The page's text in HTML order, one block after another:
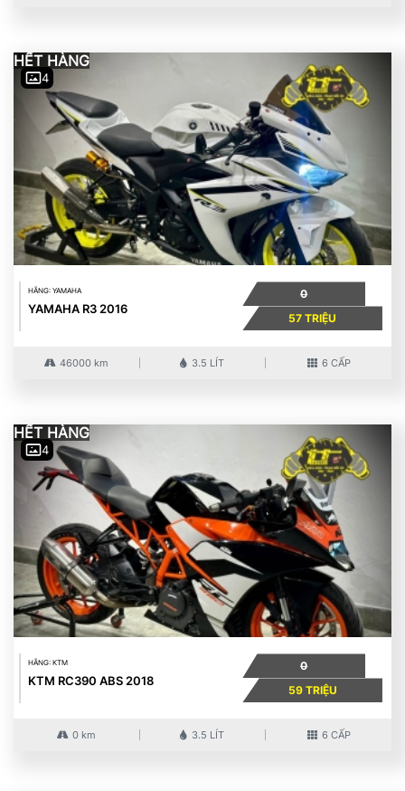
4
HẾT HÀNG
HÃNG: YAMAHA
YAMAHA R3 2016
0
57 TRIỆU
46000 km 3.5 LÍT 6 CẤP
4
HẾT HÀNG
HÃNG: KTM
KTM RC390 ABS 2018
0
59 TRIỆU
0 km 3.5 LÍT 6 CẤP